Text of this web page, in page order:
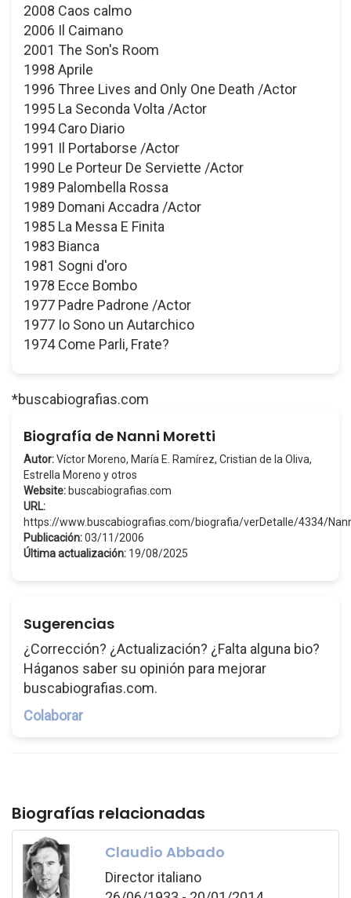
2008 Caos calmo
2006 Il Caimano
2001 The Son's Room
1998 Aprile
1996 Three Lives and Only One Death /Actor
1995 La Seconda Volta /Actor
1994 Caro Diario
1991 Il Portaborse /Actor
1990 Le Porteur De Serviette /Actor
1989 Palombella Rossa
1989 Domani Accadra /Actor
1985 La Messa E Finita
1983 Bianca
1981 Sogni d'oro
1978 Ecce Bombo
1977 Padre Padrone /Actor
1977 Io Sono un Autarchico
1974 Come Parli, Frate?
*buscabiografias.com
Biografía de Nanni Moretti
Autor:Víctor Moreno, María E. Ramírez, Cristian de la Oliva,
Estrella Moreno y otros
Website: buscabiografias.com
URL:
https://www.buscabiografias.com/biografia/verDetalle/4334/
Publicación:03/11/2006
Última actualización: 19/08/2025
Sugerencias
¿Corrección? ¿Actualización? ¿Falta alguna bio?
Háganos saber su opinión para mejorar
buscabiografias.com.
Colaborar
Biografías relacionadas
Claudio Abbado
Director italiano